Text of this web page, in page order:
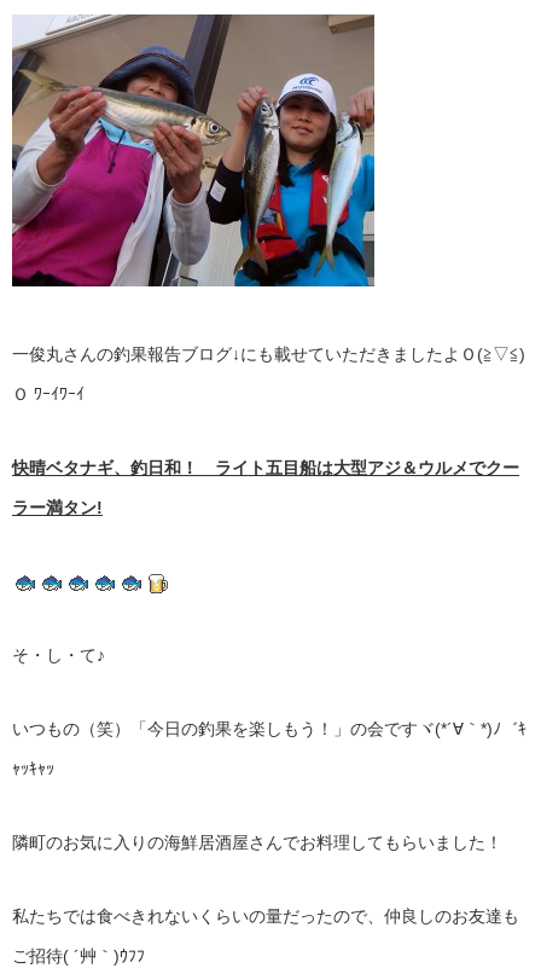
一俊丸さんの釣果報告ブログ↓にも載せていただきましたよＯ(≧▽≦)
Ｏ ﾜｰｲﾜｰｲ
快晴ベタナギ、釣日和！ ライト五目船は大型アジ＆ウルメでクー
ラー満タン!
そ・し・て♪
いつもの（笑）「今日の釣果を楽しもう！」の会ですヾ(*´∀｀*)ﾉ゛ｷ
ｬｯｷｬｯ
隣町のお気に入りの海鮮居酒屋さんでお料理してもらいました！
私たちでは食べきれないくらいの量だったので、仲良しのお友達も
ご招待( ´艸｀)ｳﾌﾌ